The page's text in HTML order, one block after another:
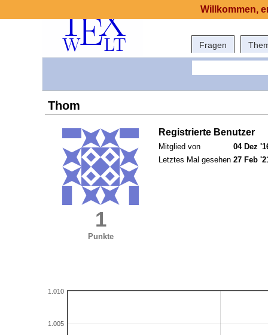
Fragen
Thom
1
Punkte
Registrierte Benutzer
Mitglied von
04 Dez
Letztes Mal gesehen 27 Feb
1.005
1.010
Willkommen,